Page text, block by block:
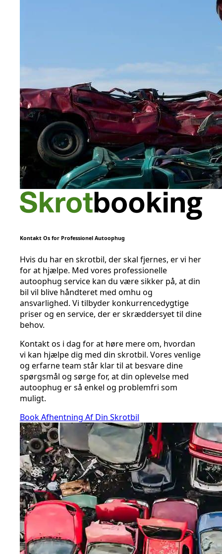
Kontakt Os for Professionel Autoophug
Hvis du har en skrotbil, der skal fjernes, er vi her
for at hjælpe. Med vores professionelle
autoophug service kan du være sikker på, at din
bil vil blive håndteret med omhu og
ansvarlighed. Vi tilbyder konkurrencedygtige
priser og en service, der er skræddersyet til dine
behov.
Kontakt os i dag for at høre mere om, hvordan
vi kan hjælpe dig med din skrotbil. Vores venlige
og erfarne team står klar til at besvare dine
spørgsmål og sørge for, at din oplevelse med
autoophug er så enkel og problemfri som
muligt.
Book Afhentning Af Din Skrotbil